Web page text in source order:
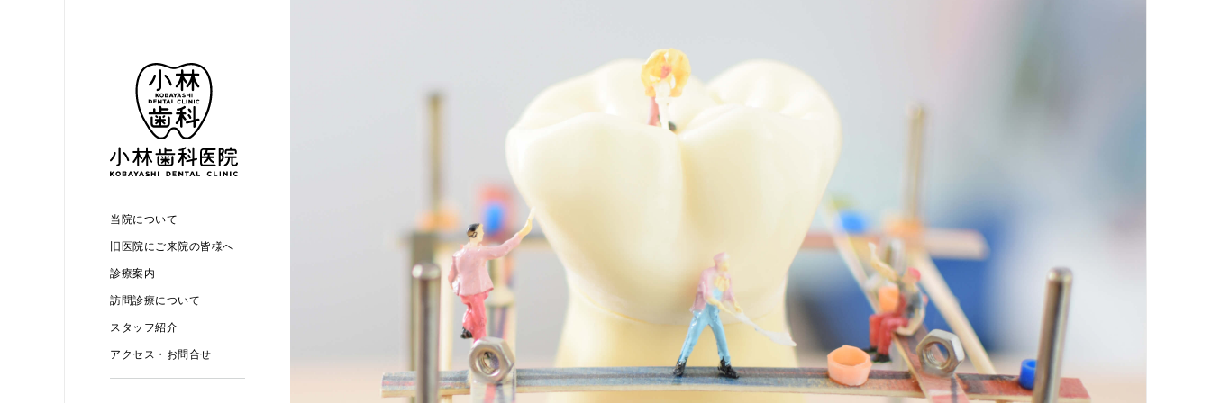
当院について
旧医院にご来院の皆様へ
診療案内
訪問診療について
スタッフ紹介
アクセス・お問合せ